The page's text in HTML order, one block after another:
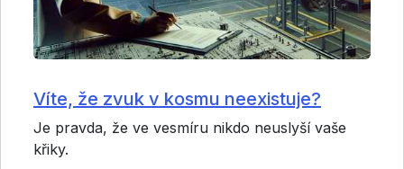
Víte, že zvuk v kosmu neexistuje?
Je pravda, že ve vesmíru nikdo neuslyší vaše
křiky.